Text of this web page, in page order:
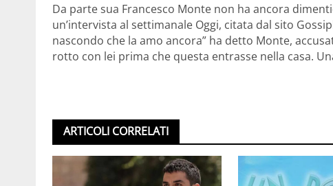
Da parte sua Francesco Monte non ha ancora
un’intervista al settimanale Oggi, citata dal sito
nascondo che la amo ancora” ha detto Monte,
rotto con lei prima che questa entrasse nella casa.
ARTICOLI CORRELATI